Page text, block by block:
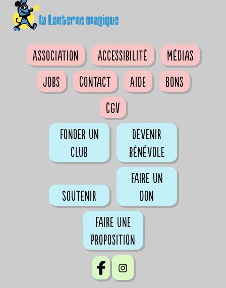
Association Accessibilité
Médias
Jobs
Contact Aide
Bons
CGV
Fonder un
club
Devenir
bénévole
Soutenir
Faire un
don
Faire une
proposition